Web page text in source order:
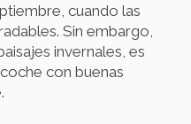
cuando las
Sin embargo,
invernales, es
con buenas